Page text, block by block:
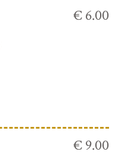
€ 6.00
€ 9.00